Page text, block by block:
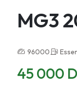
MG3
96000
45 000